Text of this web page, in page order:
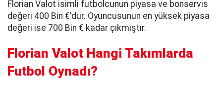
Florian Valot isimli futbolcunun piyasa ve bonservis
değeri 400 Bin €'dur. Oyuncusunun en yüksek piyasa
değeri ise 700 Bin € kadar çıkmıştır.
Florian Valot Hangi Takımlarda
Futbol Oynadı?